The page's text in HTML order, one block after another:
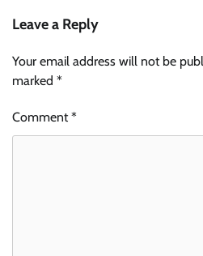
Leave a Reply
Your email address will not be
marked *
Comment*